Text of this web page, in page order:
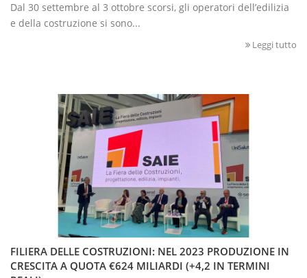
Dal 30 settembre al 3 ottobre scorsi, gli operatori dell’edilizia
e della costruzione si sono...
Leggi tutto
FILIERA DELLE COSTRUZIONI: NEL 2023 PRODUZIONE IN
CRESCITA A QUOTA €624 MILIARDI (+4,2 IN TERMINI